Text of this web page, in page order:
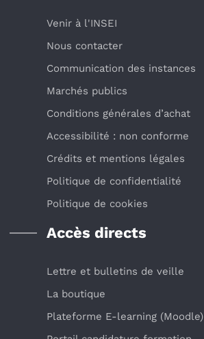
Venir à l'INSEI
Nous contacter
Communication des instances
Marchés publics
Conditions générales d’achat
Accessibilité : non conforme
Crédits et mentions légales
Politique de confidentialité
Politique de cookies
Accès directs
Lettre et bulletins de veille
La boutique
Plateforme E-learning (Moodle)